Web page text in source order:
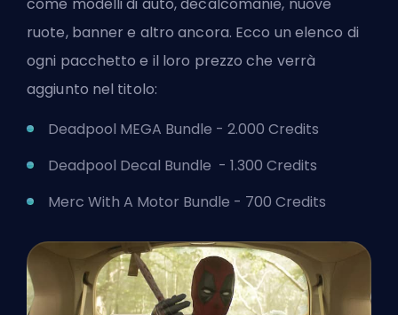
come modelli di auto, decalcomanie, nuove
ruote, banner e altro ancora. Ecco un elenco di
ogni pacchetto e il loro prezzo che verrà
aggiunto nel titolo:
Deadpool MEGA Bundle - 2.000 Credits
Deadpool Decal Bundle - 1.300 Credits
Merc With A Motor Bundle - 700 Credits